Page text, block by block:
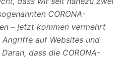
CORONA-
– jetzt kommen vermehrt
auf Websites und
dass die CORONA-